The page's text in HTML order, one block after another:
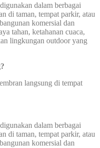
dalam berbagai
di taman, tempat parkir, atau
komersial dan
tahan, ketahanan cuaca,
lingkungan outdoor yang
langsung di tempat
dalam berbagai
di taman, tempat parkir, atau
komersial dan